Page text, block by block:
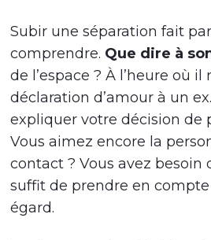
Subir une séparation fait
comprendre. Que dire à
de l’espace ? À l’heure où
déclaration d’amour à un
expliquer votre décision de
Vous aimez encore la
contact ? Vous avez besoin
suffit de prendre en
égard.